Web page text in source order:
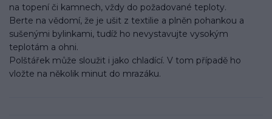
na topení či kamnech, vždy do požadované teploty.
Berte na vědomí, že je ušit z textilie a plněn pohankou a
sušenými bylinkami, tudíž ho nevystavujte vysokým
teplotám a ohni.
Polštářek může sloužit i jako chladící. V tom případě ho
vložte na několik minut do mrazáku.